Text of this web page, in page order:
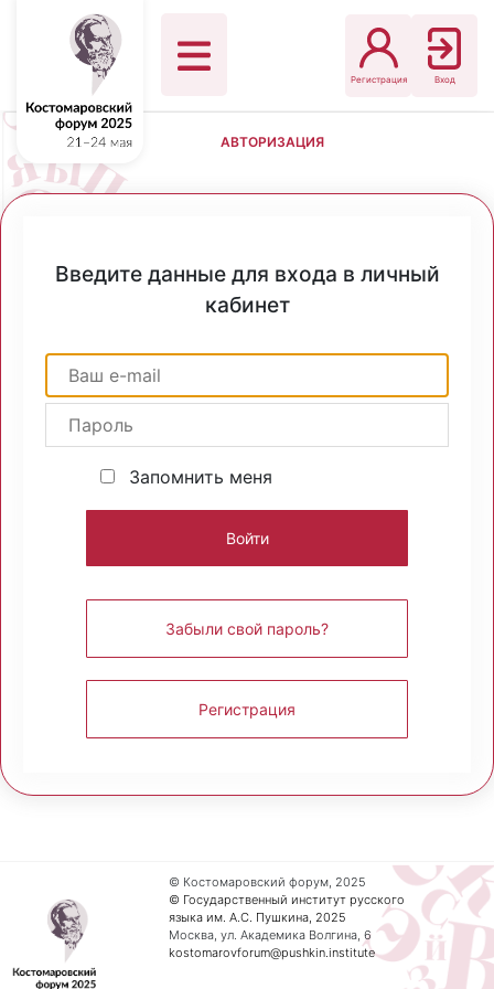
Регистрация Вход
АВТОРИЗАЦИЯ
Введите данные для входа в личный
кабинет
Запомнить меня
Забыли свой пароль?
Регистрация
© Костомаровский форум, 2025
© Государственный институт русского
языка им. А.С. Пушкина, 2025
Москва, ул. Академика Волгина, 6
kostomarovforum@pushkin.institute